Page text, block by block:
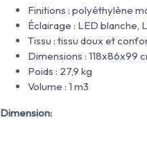
Finitions : polyéthylène
Éclairage : LED blanche,
Tissu : tissu doux et
Dimensions : 118x86x99
Poids : 27,9 kg
Volume : 1 m3
Dimension: